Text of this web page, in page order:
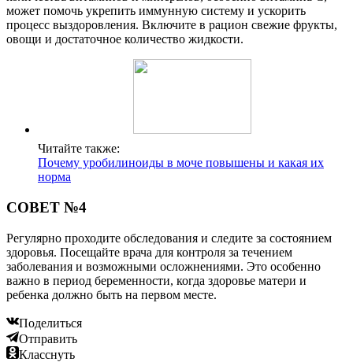
может помочь укрепить иммунную систему и ускорить
процесс выздоровления. Включите в рацион свежие фрукты,
овощи и достаточное количество жидкости.
Читайте также:
Почему уробилиноиды в моче повышены и какая их
норма
СОВЕТ №4
Регулярно проходите обследования и следите за состоянием
здоровья. Посещайте врача для контроля за течением
заболевания и возможными осложнениями. Это особенно
важно в период беременности, когда здоровье матери и
ребенка должно быть на первом месте.
Поделиться
Отправить
Класснуть